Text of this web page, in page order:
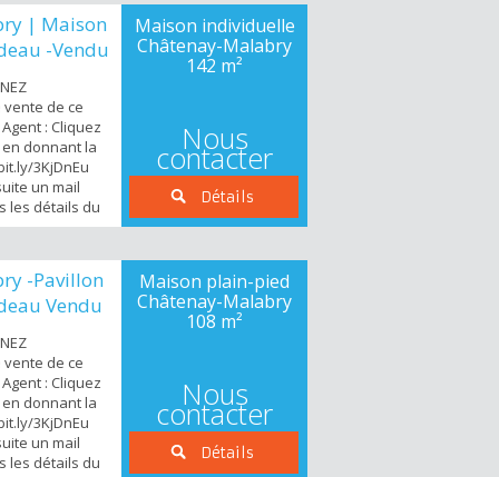
d'utiliser une
pour
| Maison
-Vendu
de ce
: Cliquez
donnant la
3KjDnEu
un mail
les détails du
vous
2 pas du futur
du
Maison individuelle
Châtenay-Malabry
142 m²
Nous
contacter
Détails
-Pavillon
Vendu
de ce
: Cliquez
donnant la
3KjDnEu
un mail
les détails du
Maison plain-pied
Châtenay-Malabry
108 m²
Nous
contacter
Détails